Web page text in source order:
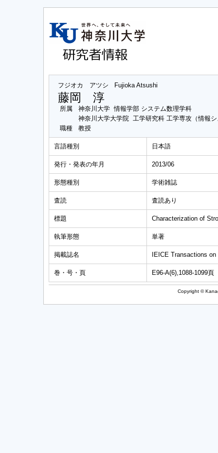
フジオカ アツシ Fujioka Atsushi
藤岡 淳
所属
神奈川大学 情報学部 システム数理学科
神奈川大学大学院 工学研究科 工学専攻（情報
職種
教授
言語種別 日本語
発行・発表の年月 2013/06
形態種別 学術雑誌
査読 査読あり
標題 Characterization of
執筆形態 単著
掲載誌名 IEICE Transactions
巻・号・頁 E96-A(6),1088-1099頁
Copyright ©